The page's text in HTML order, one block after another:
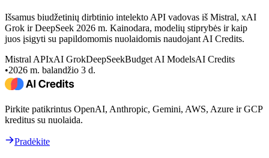
Išsamus biudžetinių dirbtinio intelekto API vadovas iš Mistral, xAI
Grok ir DeepSeek 2026 m. Kainodara, modelių stiprybės ir kaip
juos įsigyti su papildomomis nuolaidomis naudojant AI Credits.
Mistral APIxAI GrokDeepSeekBudget AI ModelsAI Credits
•2026 m. balandžio 3 d.
Pirkite patikrintus OpenAI, Anthropic, Gemini, AWS, Azure ir GCP
kreditus su nuolaida.
Pradėkite